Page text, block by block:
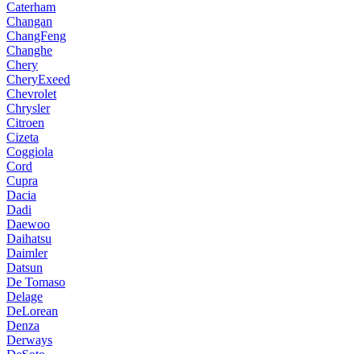
Caterham
Changan
ChangFeng
Changhe
Chery
CheryExeed
Chevrolet
Chrysler
Citroen
Cizeta
Coggiola
Cord
Cupra
Dacia
Dadi
Daewoo
Daihatsu
Daimler
Datsun
De Tomaso
Delage
DeLorean
Denza
Derways